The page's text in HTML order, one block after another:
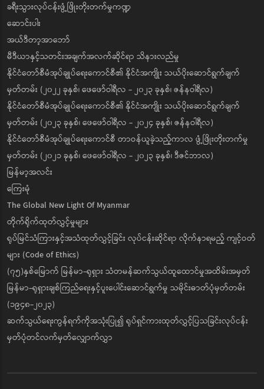
ခရီးသွားလုပ်ငန်းဖွံ့ဖြိုးတိုးတက်မှုကဏ္ဍ
ဆောင်းပါး
အယ်ဒီတာ့အာဘော်
မီဒီယာနှင့်သတင်းအချက်အလက်ဆိုင်ရာ သိနားလည်မှု
နိုင်ငံတော်စီမံအုပ်ချုပ်ရေးကောင်စီ၏ နိုင်ငံအကျိုး သယ်ပိုးဆောင်ရွက်ချက်
မှတ်တမ်း (၂၀၂၂ ခုနှစ်၊ ဖေဖော်ဝါရီလ - ၂၀၂၃ ခုနှစ်၊ ဇန်နဝါရီလ)
နိုင်ငံတော်စီမံအုပ်ချုပ်ရေးကောင်စီ၏ နိုင်ငံအကျိုး သယ်ပိုးဆောင်ရွက်ချက်
မှတ်တမ်း (၂၀၂၃ ခုနှစ်၊ ဖေဖော်ဝါရီလ - ၂၀၂၄ ခုနှစ်၊ ဇန်နဝါရီလ)
နိုင်ငံတော်စီမံအုပ်ချုပ်ရေးကောင်စီ တာဝန်ယူခဲ့သည့်ကာလ ဖွံ့ဖြိုးတိုးတက်မှု
မှတ်တမ်း (၂၀၂၁ ခုနှစ်၊ ဖေဖော်ဝါရီလ - ၂၀၂၃ ခုနှစ်၊ ဒီဇင်ဘာလ)
မြန်မာ့အလင်း
ကြေးမုံ
The Global New Light Of Myanmar
တိုက်ရိုက်ထုတ်လွှင့်မှုများ
ရုပ်မြင်သံကြားနှင့်အသံထုတ်လွှင့်ခြင်း လုပ်ငန်းဆိုင်ရာ လိုက်နာရမည့် ကျင့်ဝတ်
များ (Code of Ethics)
(၇၅)နှစ်မြောက် မြန်မာ-ရုရှား သံတမန်ဆက်သွယ်ထူထောင်မှုအထိမ်းအမှတ်
မြန်မာ-ရုရှားချစ်ကြည်ရေးနှင့်ပူးပေါင်းဆောင်ရွက်မှု သမိုင်းဓာတ်ပုံမှတ်တမ်း
(၁၉၄၈-၂၀၂၃)
ဆက်သွယ်ရေးကွန်ရက်ကိုအသုံးပြု၍ ရုပ်ရှင်ကားထုတ်လွှင့်ပြသခြင်းလုပ်ငန်း
မှတ်ပုံတင်လက်မှတ်လျှောက်လွှာ